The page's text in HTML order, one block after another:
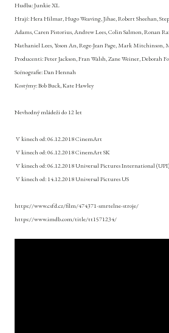
Hudba: Junkie XL
Hrají: Hera Hilmar, Hugo Weaving, Jihae, Robert Sheehan,
Adams, Caren Pistorius, Andrew Lees, Colin Salmon, Ronan
Nathaniel Lees, Yoson An, Rege-Jean Page, Mark
Producenti: Peter Jackson, Fran Walsh, Zane Weiner, Deborah
Scénografie: Dan Hennah
Kostýmy: Bob Buck, Kate Hawley
Nevhodný mládeži do 12 let
V kinech od:06.12.2018 CinemArt
V kinech od:06.12.2018 CinemArt SK
V kinech od:06.12.2018 Universal Pictures International (UPI)
V kinech od: 14.12.2018 Universal Pictures US
https://www.csfd.cz/film/474371-smrtelne-stroje/
https://www.imdb.com/title/tt1571234/